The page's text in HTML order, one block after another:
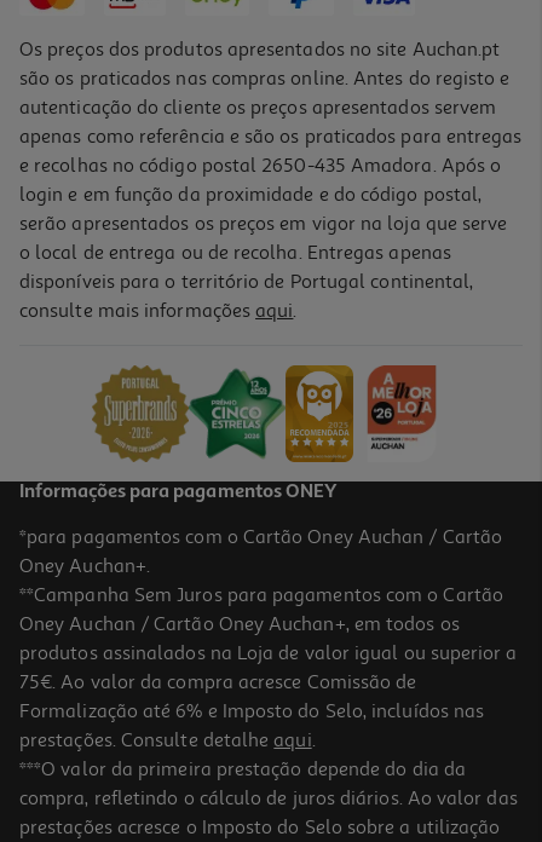
-41%
Fralda Cueca Banho Huggies Little Swimmers T5-6 12-18kg 11un
Price reduced from
Os preços dos produtos apresentados no site Auchan.pt
são os praticados nas compras online. Antes do registo e
autenticação do cliente os preços apresentados servem
apenas como referência e são os praticados para entregas
e recolhas no código postal 2650-435 Amadora. Após o
login e em função da proximidade e do código postal,
serão apresentados os preços em vigor na loja que serve
o local de entrega ou de recolha. Entregas apenas
disponíveis para o território de Portugal continental,
consulte mais informações aqui.
Informações para pagamentos ONEY
*para pagamentos com o Cartão Oney Auchan / Cartão
Oney Auchan+.
**Campanha Sem Juros para pagamentos com o Cartão
Oney Auchan / Cartão Oney Auchan+, em todos os
produtos assinalados na Loja de valor igual ou superior a
75€. Ao valor da compra acresce Comissão de
Formalização até 6% e Imposto do Selo, incluídos nas
prestações. Consulte detalhe aqui.
***O valor da primeira prestação depende do dia da
compra, refletindo o cálculo de juros diários. Ao valor das
prestações acresce o Imposto do Selo sobre a utilização